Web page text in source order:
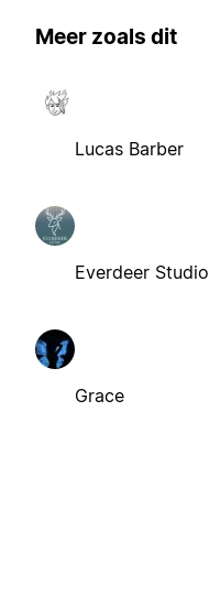
Meer zoals dit
Lucas Barber
Everdeer Studio
Grace